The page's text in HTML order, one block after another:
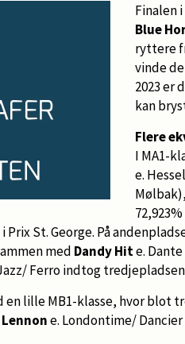
Finalen
Blue
ryttere
vinde
2023 er
kan
Flere
I MA1-
e.
Prix St. George. På
med Dandy Hite.
Ferro indtog tredjepladsen
en lille MB1-klasse, hvor blot
Lennone. Londontime/